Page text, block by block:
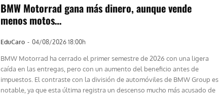
BMW Motorrad gana más dinero, aunque vende
menos motos…
EduCaro - 04/08/2026 18:00h
BMW Motorrad ha cerrado el primer semestre de 2026 con una ligera
caída en las entregas, pero con un aumento del beneficio antes de
impuestos. El contraste con la división de automóviles de BMW Group es
notable, ya que esta última registra un descenso mucho más acusado de